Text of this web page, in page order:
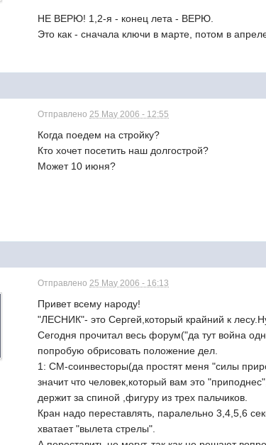
НЕ ВЕРЮ! 1,2-я - конец лета - ВЕРЮ.
Это как - сначала ключи в марте, потом в
Отправлено 25 May 2006 - 12:55
Когда поедем на стройку?
Кто хочет посетить наш долгострой?
Может 10 июня?
Отправлено 25 May 2006 - 16:13
Привет всему народу!
"ЛЕСНИК"- это Сергей,который крайний к
Сегодня прочитал весь форум("да тут война
попробую обрисовать положение дел.
1: СМ-соинвесторы(да простят меня "силы
значит что человек,который вам это "приподнес",
держит за спиной ,фигуру из трех пальчиков.
Кран надо переставлять, паралельно 3,4,5,6
хватает "вылета стрелы".